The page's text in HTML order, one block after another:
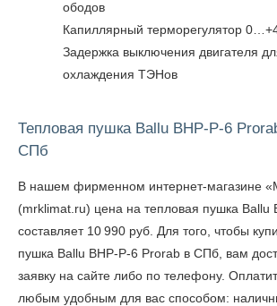
ободов
Капиллярный терморегулятор
Задержка выключения двигателя
охлаждения ТЭНов
Тепловая пушка Ballu BHP-P-6
СПб
В нашем фирменном интернет-магазине
(mrklimat.ru) цена на тепловая пушка Ballu
составляет 10 990 руб. Для того, чтобы
пушка Ballu BHP-P-6 Prorab в СПб , вам
заявку на сайте либо по телефону.
любым удобным для вас способом: